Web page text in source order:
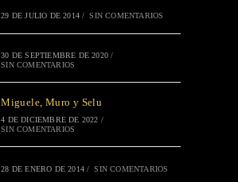
29 DE JULIO DE 2014 / SIN COMENTARIOS
30 DE SEPTIEMBRE DE 2020 /
SIN COMENTARIOS
Miguele, Muro y Selu
4 DE DICIEMBRE DE 2022 /
SIN COMENTARIOS
28 DE ENERO DE 2014 / SIN COMENTARIOS